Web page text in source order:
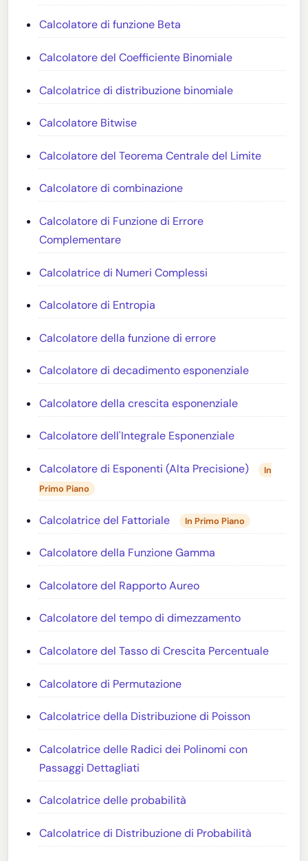
Calcolatore di funzione Beta
Calcolatore del Coefficiente Binomiale
Calcolatrice di distribuzione binomiale
Calcolatore Bitwise
Calcolatore del Teorema Centrale del Limite
Calcolatore di combinazione
Calcolatore di Funzione di Errore
Complementare
Calcolatrice di Numeri Complessi
Calcolatore di Entropia
Calcolatore della funzione di errore
Calcolatore di decadimento esponenziale
Calcolatore della crescita esponenziale
Calcolatore dell'Integrale Esponenziale
Calcolatore di Esponenti (Alta Precisione)
In
Primo Piano
Calcolatrice del Fattoriale In Primo Piano
Calcolatore della Funzione Gamma
Calcolatore del Rapporto Aureo
Calcolatore del tempo di dimezzamento
Calcolatore del Tasso di Crescita Percentuale
Calcolatore di Permutazione
Calcolatrice della Distribuzione di Poisson
Calcolatrice delle Radici dei Polinomi con
Passaggi Dettagliati
Calcolatrice delle probabilità
Calcolatrice di Distribuzione di Probabilità